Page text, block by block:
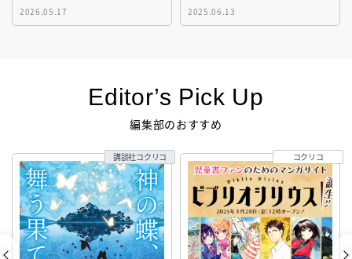
2026.05.17 2025.06.13
Editor’s Pick Up
編集部のおすすめ
講談社コクリコ コクリコ